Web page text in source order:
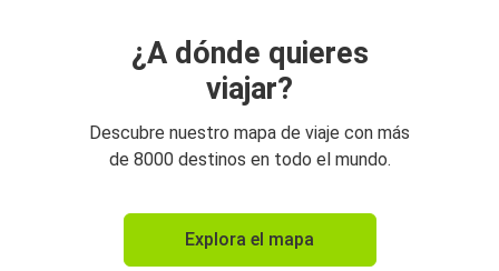
¿A dónde quieres
viajar?
Descubre nuestro mapa de viaje con más
de 8000 destinos en todo el mundo.
Explora el mapa